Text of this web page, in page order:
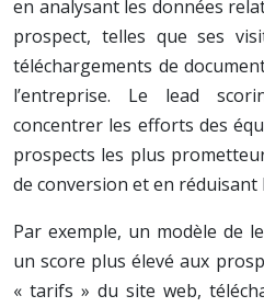
en analysant les données
prospect, telles que ses
téléchargements de
l’entreprise. Le lead
concentrer les efforts des
prospects les plus
de conversion et en réduisant
Par exemple, un modèle de
un score plus élevé aux
« tarifs » du site web,